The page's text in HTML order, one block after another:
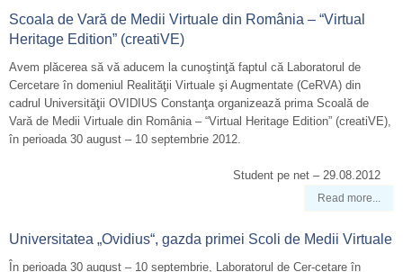
Scoala de Vară de Medii Virtuale din România – “Virtual
Heritage Edition” (creatiVE)
Avem plăcerea să vă aducem la cunoştinţă faptul că Laboratorul de
Cercetare în domeniul Realităţii Virtuale şi Augmentate (CeRVA) din
cadrul Universităţii OVIDIUS Constanţa organizează prima Scoală de
Vară de Medii Virtuale din România – “Virtual Heritage Edition” (creatiVE),
în perioada 30 august – 10 septembrie 2012.
Student pe net – 29.08.2012
Read more...
Universitatea „Ovidius“, gazda primei Scoli de Medii Virtuale
În perioada 30 august – 10 septembrie, Laboratorul de Cer-cetare în